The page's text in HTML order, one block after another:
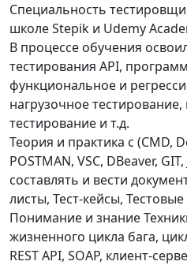
Cпециальность
школе Stepik и Udemy
В процессе обучения
тестирования API,
функциональное и
нагрузочное
тестирование и т.д.
Теория и практика с (CMD,
POSTMAN, VSC, DBeaver,
составлять и вести
листы, Тест-кейсы,
Понимание и знание
жизненного цикла бага,
REST API, SOAP, клиент-